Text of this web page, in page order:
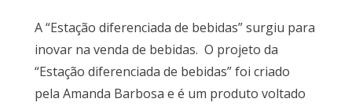
A “Estação diferenciada de bebidas” surgiu para
inovar na venda de bebidas. O projeto da
“Estação diferenciada de bebidas” foi criado
pela Amanda Barbosa e é um produto voltado